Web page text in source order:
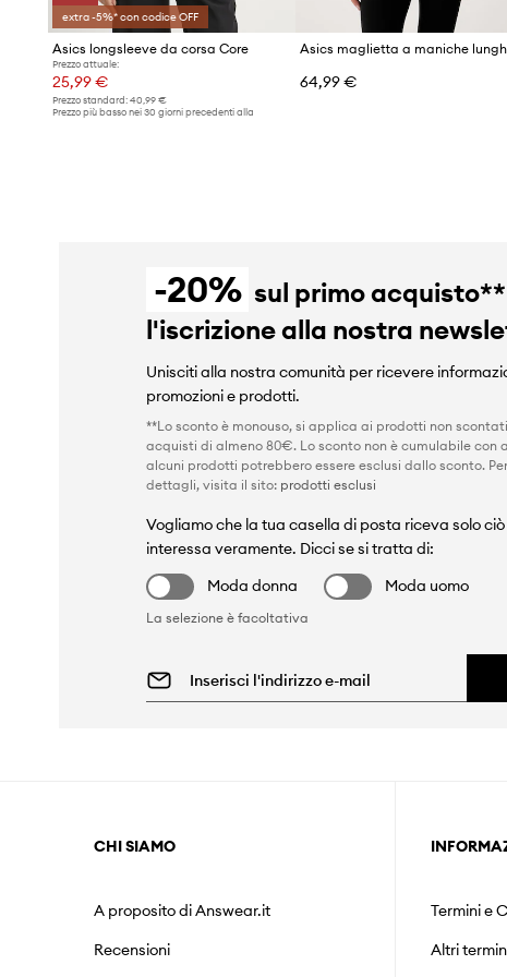
extra -5%* con codice OFF
Asics longsleeve da corsa Core
Prezzo attuale:
25,99 €
Prezzo standard: 40,99 €
Prezzo più basso nei 30 giorni precedenti alla
64,99 €
-20% sul primo
l'iscrizione alla nostra
Unisciti alla nostra comunità per ricevere
promozioni e prodotti.
**Lo sconto è monouso, si applica ai prodotti non
acquisti di almeno 80€. Lo sconto non è cumulabile con
alcuni prodotti potrebbero essere esclusi dallo sconto.
dettagli, visita il sito: prodotti esclusi
Vogliamo che la tua casella di posta riceva solo
interessa veramente. Dicci se si tratta di:
Moda donna
Moda uomo
La selezione è facoltativa
CHI SIAMO
A proposito di Answear.it
Recensioni
Termini e
Altri